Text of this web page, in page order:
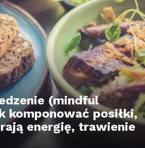
(mindful
komponować posiłki,
energię, trawienie